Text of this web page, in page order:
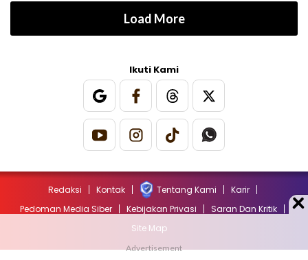
Load More
Ikuti Kami
Redaksi Kontak Tentang Kami
Karir
Pedoman Media Siber
Kebijakan Privasi
Saran Dan Kritik
Site Map